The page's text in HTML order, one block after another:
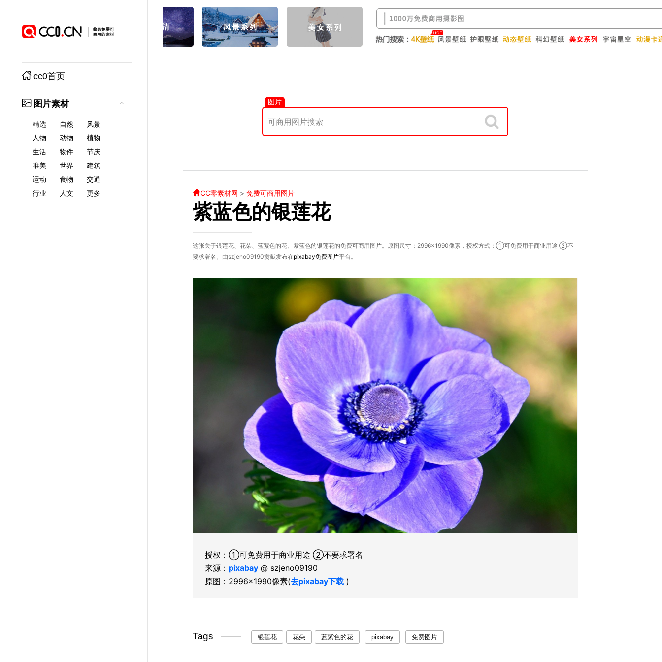
cc0首页
图片素材
精选 自然
风景
人物
动物
植物
生活
物件
节庆
唯美
世界
建筑
运动
食物
交通
行业
人文 更多
图片
CC零素材网 > 免费可商用图片
紫蓝色的银莲花
这张关于银莲花、花朵、蓝紫色的花、紫蓝色的银莲花的免费可商用图片。原图尺寸：2996×1990像素，授权方式：①可免费用于商业用途 ②不
要求署名。由szjeno09190贡献发布在pixabay免费图片平台。
授权：①可免费用于商业用途 ②不要求署名
来源： pixabay@ szjeno09190
原图：2996×1990像素(去pixabay下载)
Tags 银莲花 花朵 蓝紫色的花 pixabay 免费图片